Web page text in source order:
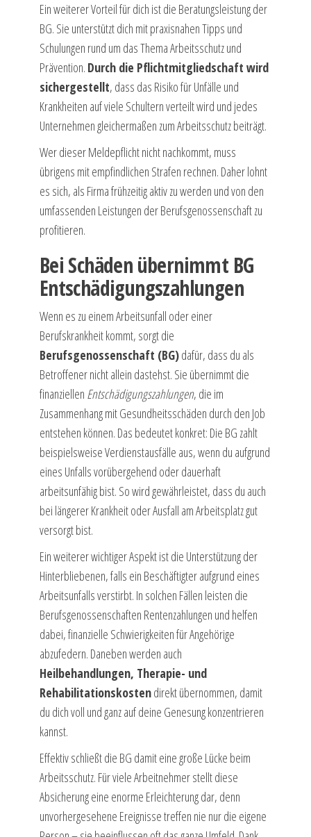
Ein weiterer Vorteil für dich ist die Beratungsleistung der
BG. Sie unterstützt dich mit praxisnahen Tipps und
Schulungen rund um das Thema Arbeitsschutz und
Prävention. Durch die Pflichtmitgliedschaft wird
sichergestellt, dass das Risiko für Unfälle und
Krankheiten auf viele Schultern verteilt wird und jedes
Unternehmen gleichermaßen zum Arbeitsschutz beiträgt.
Wer dieser Meldepflicht nicht nachkommt, muss
übrigens mit empfindlichen Strafen rechnen. Daher lohnt
es sich, als Firma frühzeitig aktiv zu werden und von den
umfassenden Leistungen der Berufsgenossenschaft zu
profitieren.
Bei Schäden übernimmt BG
Entschädigungszahlungen
Wenn es zu einem Arbeitsunfall oder einer
Berufskrankheit kommt, sorgt die
Berufsgenossenschaft (BG)dafür, dass du als
Betroffener nicht allein dastehst. Sie übernimmt die
finanziellen Entschädigungszahlungen, die im
Zusammenhang mit Gesundheitsschäden durch den Job
entstehen können. Das bedeutet konkret: Die BG zahlt
beispielsweise Verdienstausfälle aus, wenn du aufgrund
eines Unfalls vorübergehend oder dauerhaft
arbeitsunfähig bist. So wird gewährleistet, dass du auch
bei längerer Krankheit oder Ausfall am Arbeitsplatz gut
versorgt bist.
Ein weiterer wichtiger Aspekt ist die Unterstützung der
Hinterbliebenen, falls ein Beschäftigter aufgrund eines
Arbeitsunfalls verstirbt. In solchen Fällen leisten die
Berufsgenossenschaften Rentenzahlungen und helfen
dabei, finanzielle Schwierigkeiten für Angehörige
abzufedern. Daneben werden auch
Heilbehandlungen, Therapie- und
Rehabilitationskostendirekt übernommen, damit
du dich voll und ganz auf deine Genesung konzentrieren
kannst.
Effektiv schließt die BG damit eine große Lücke beim
Arbeitsschutz. Für viele Arbeitnehmer stellt diese
Absicherung eine enorme Erleichterung dar, denn
unvorhergesehene Ereignisse treffen nie nur die eigene